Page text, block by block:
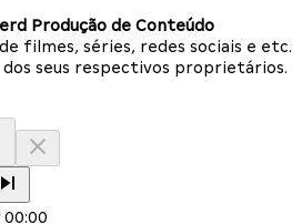
Produção de Conteúdo
filmes, séries, redes sociais e etc.
seus respectivos proprietários.
00:00